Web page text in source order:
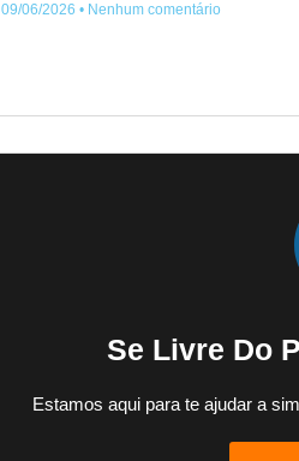
09/06/2026 Nenhum comentário
Se Livre Do
Estamos aqui para te ajudar a